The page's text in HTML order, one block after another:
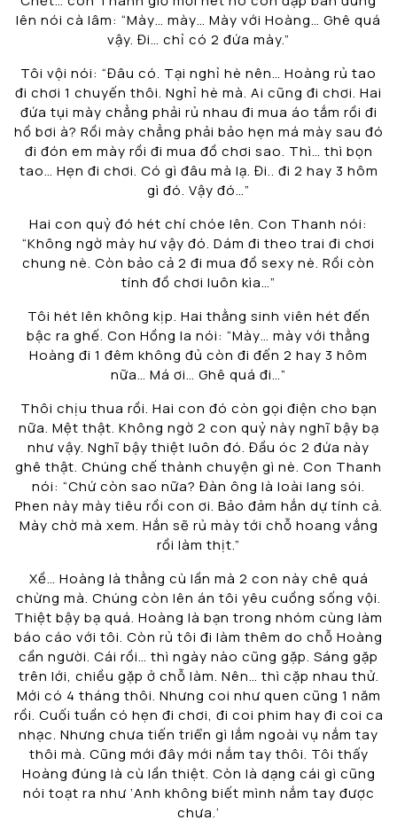
lên nói cà lâm: “Mày… mày… Mày với Hoàng… Ghê quá
vậy. Đi… chỉ có 2 đứa mày.”
Tôi vội nói: “Đâu có. Tại nghỉ hè nên… Hoàng rủ tao
đi chơi 1 chuyến thôi. Nghỉ hè mà. Ai cũng đi chơi. Hai
đứa tụi mày chẳng phải rủ nhau đi mua áo tắm rồi đi
hồ bơi à? Rồi mày chẳng phải bảo hẹn má mày sau đó
đi đón em mày rồi đi mua đồ chơi sao. Thì… thì bọn
tao… Hẹn đi chơi. Có gì đâu mà lạ. Đi.. đi 2 hay 3 hôm
gì đó. Vậy đó…”
Hai con quỷ đó hét chí chóe lên. Con Thanh nói:
“Không ngờ mày hư vậy đó. Dám đi theo trai đi chơi
chung nè. Còn bảo cả 2 đi mua đồ sexy nè. Rồi còn
tính đồ chơi luôn kìa…”
Tôi hét lên không kịp. Hai thằng sinh viên hét đến
bậc ra ghế. Con Hồng la nói: “Mày… mày với thằng
Hoàng đi 1 đêm không đủ còn đi đến 2 hay 3 hôm
nữa… Má ơi… Ghê quá đi…”
Thôi chịu thua rồi. Hai con đó còn gọi điện cho bạn
nữa. Mệt thật. Không ngờ 2 con quỷ này nghĩ bậy bạ
như vậy. Nghĩ bậy thiệt luôn đó. Đầu óc 2 đứa này
ghê thật. Chúng chế thành chuyện gì nè. Con Thanh
nói: “Chứ còn sao nữa? Đàn ông là loài lang sói.
Phen này mày tiêu rồi con ơi. Bảo đảm hắn dự tính cả.
Mày chờ mà xem. Hắn sẽ rủ mày tới chỗ hoang vắng
rồi làm thịt.”
Xề… Hoàng là thằng cù lần mà 2 con này chê quá
chừng mà. Chúng còn lên án tôi yêu cuồng sống vội.
Thiệt bậy bạ quá. Hoàng là bạn trong nhóm cùng làm
báo cáo với tôi. Còn rủ tôi đi làm thêm do chỗ Hoàng
cần người. Cái rồi… thì ngày nào cũng gặp. Sáng gặp
trên lới, chiều gặp ở chỗ làm. Nên… thì cặp nhau thử.
Mới có 4 tháng thôi. Nhưng coi như quen cũng 1 năm
rồi. Cuối tuần có hẹn đi chơi, đi coi phim hay đi coi ca
nhạc. Nhưng chưa tiến triển gì lắm ngoài vụ nắm tay
thôi mà. Cũng mới đây mới nắm tay thôi. Tôi thấy
Hoàng đúng là cù lần thiệt. Còn là dạng cái gì cũng
nói toạt ra như ‘Anh không biết mình nắm tay được
chưa.’